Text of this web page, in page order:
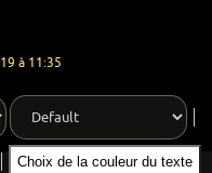
à 11:35
Choix de la couleur du texte